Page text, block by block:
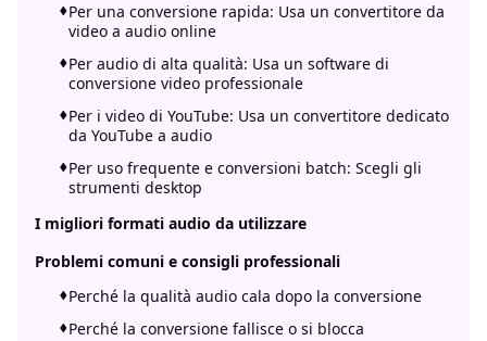
Per una conversione rapida: Usa un convertitore da
video a audio online
Per audio di alta qualità: Usa un software di
conversione video professionale
Per i video di YouTube: Usa un convertitore dedicato
da YouTube a audio
Per uso frequente e conversioni batch: Scegli gli
strumenti desktop
I migliori formati audio da utilizzare
Problemi comuni e consigli professionali
Perché la qualità audio cala dopo la conversione
Perché la conversione fallisce o si blocca